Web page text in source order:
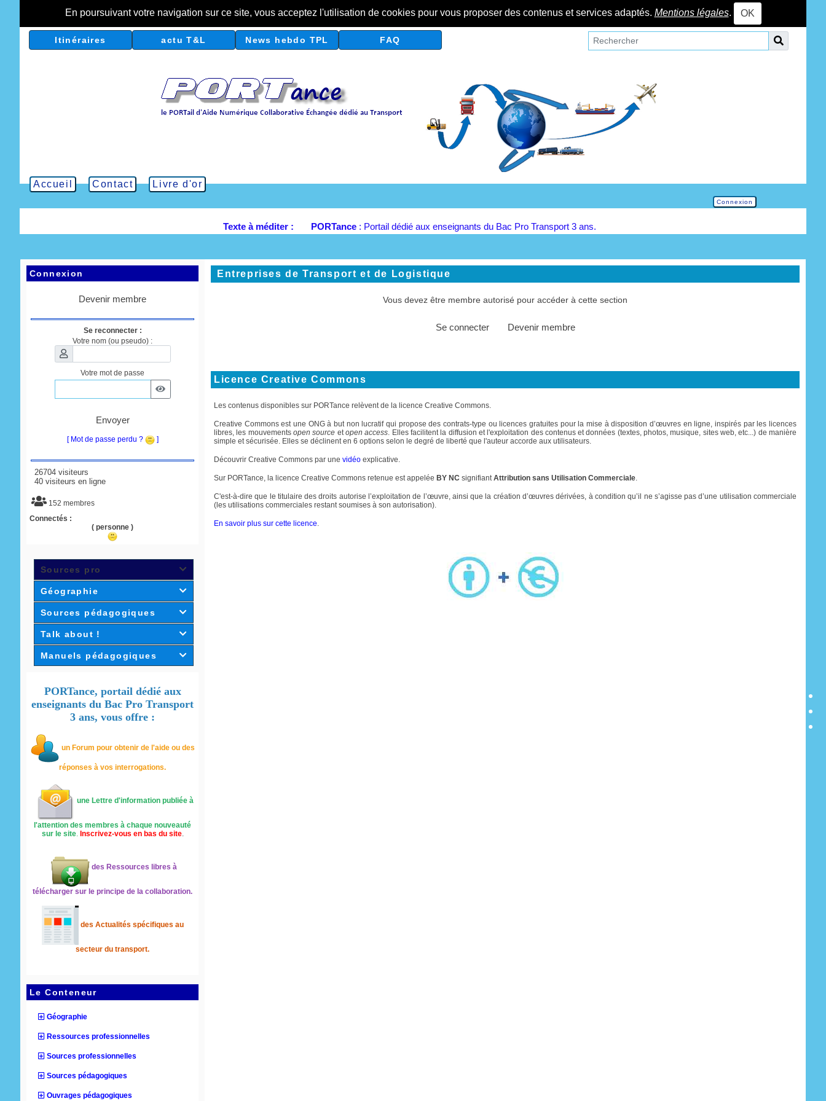
En poursuivant votre navigation sur ce site, vous acceptez l'utilisation de cookies pour vous proposer des contenus et services adaptés. Mentions légales. OK
Itinéraires actu T&L News hebdo TPL FAQ
Accueil
Connexion
Contact Livre d'or
Texte à méditer : PORTance: Portail dédié aux enseignants du Bac Pro Transport 3 ans.
Connexion
Devenir membre
Se reconnecter :
Votre nom (ou pseudo) :
Votre mot de passe
Envoyer
[ Mot de passe perdu ? ]
26704 visiteurs
40 visiteurs en ligne
152 membres
Connectés :
( personne )
Sources pro 
Géographie 
Sources pédagogiques 
Talk about ! 
Manuels pédagogiques 
PORTance, portail dédié aux
enseignants du Bac Pro Transport
3 ans, vous offre :
un Forum pour obtenir de l'aide ou des
réponses à vos interrogations.
une Lettre d'information publiée à
l'attention des membres à chaque nouveauté
sur le site. Inscrivez-vous en bas du site.
des Ressources libres à
télécharger sur le principe de la collaboration.
des Actualités spécifiques au
secteur du transport.
Le Conteneur
Géographie
Ressources professionnelles
Sources professionnelles
Sources pédagogiques
Ouvrages pédagogiques
Entreprises de Transport et de Logistique
Vous devez être membre autorisé pour accéder à cette section
Se connecter Devenir membre
Licence Creative Commons
Les contenus disponibles sur PORTance relèvent de la licence Creative Commons.
Creative Commons est une ONG à but non lucratif qui propose des contrats-type ou licences gratuites pour la mise à disposition d’œuvres en ligne, inspirés par les licences
libres, les mouvements open source etopen access. Elles facilitent la diffusion et l'exploitation des contenus et données (textes, photos, musique, sites web, etc...) de manière
simple et sécurisée. Elles se déclinent en 6 options selon le degré de liberté que l'auteur accorde aux utilisateurs.
Découvrir Creative Commons par une vidéo explicative.
Sur PORTance, la licence Creative Commons retenue est appelée BY NC signifiantAttribution sans Utilisation Commerciale.
C'est-à-dire que le titulaire des droits autorise l’exploitation de l’œuvre, ainsi que la création d’œuvres dérivées, à condition qu’il ne s’agisse pas d’une utilisation commerciale
(les utilisations commerciales restant soumises à son autorisation).
En savoir plus sur cette licence.